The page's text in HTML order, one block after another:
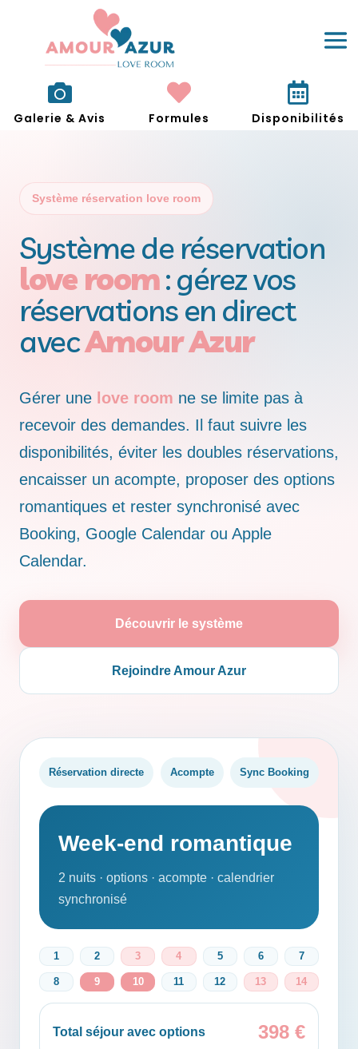

Galerie & Avis

Formules

Disponibilités
Système réservation love room
Système de réservation
love room: gérez vos
réservations en direct
avecAmour Azur
Gérer une love room ne se limite pas à
recevoir des demandes. Il faut suivre les
disponibilités, éviter les doubles réservations,
encaisser un acompte, proposer des options
romantiques et rester synchronisé avec
Booking, Google Calendar ou Apple
Calendar.
Découvrir le système
Rejoindre Amour Azur
Réservation directe Acompte Sync Booking
Week-end romantique
2 nuits · options · acompte · calendrier
synchronisé
1 2 3 4 5 6 7
8 9 10 11 12 13 14
Total séjour avec options 398 €